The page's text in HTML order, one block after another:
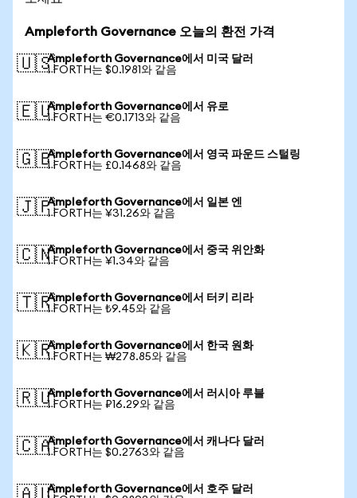
Ampleforth Governance 오늘의 환전 가격
🇺🇸Ampleforth Governance에서 미국 달러
1 FORTH는 $0.1981와 같음
🇪🇺Ampleforth Governance에서 유로
1 FORTH는 €0.1713와 같음
🇬🇧Ampleforth Governance에서 영국 파운드 스털링
1 FORTH는 £0.1468와 같음
🇯🇵Ampleforth Governance에서 일본 엔
1 FORTH는 ¥31.26와 같음
🇨🇳Ampleforth Governance에서 중국 위안화
1 FORTH는 ¥1.34와 같음
🇹🇷Ampleforth Governance에서 터키 리라
1 FORTH는 ₺9.45와 같음
🇰🇷Ampleforth Governance에서 한국 원화
1 FORTH는 ₩278.85와 같음
🇷🇺Ampleforth Governance에서 러시아 루블
1 FORTH는 ₽16.29와 같음
🇨🇦Ampleforth Governance에서 캐나다 달러
1 FORTH는 $0.2763와 같음
Ampleforth Governance에서 호주 달러